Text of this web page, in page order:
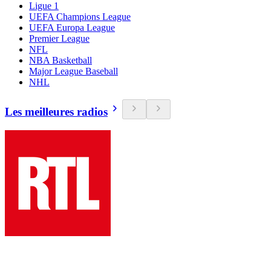
Ligue 1
UEFA Champions League
UEFA Europa League
Premier League
NFL
NBA Basketball
Major League Baseball
NHL
Les meilleures radios